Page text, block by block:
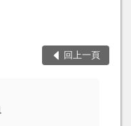
回上一頁